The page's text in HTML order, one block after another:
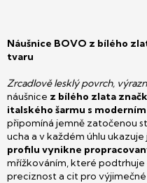
Náušnice BOVO z bílého
tvaru
Zrcadlově lesklý povrch,
náušnice z bílého zlata
italského šarmu s
připomíná jemně zatočenou
ucha a v každém úhlu
profilu vynikne
mřížkováním, které
preciznost a cit pro